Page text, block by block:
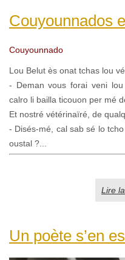
Couyounnados
Couyounnado
Lou Belut ès onat tchas lou
- Deman vous forai veni
calro li bailla ticouon per mé
Et nostré vétérinaïré, de
- Disés-mé, cal sab sé lo
oustal ?...
Lire
Un poète s’en